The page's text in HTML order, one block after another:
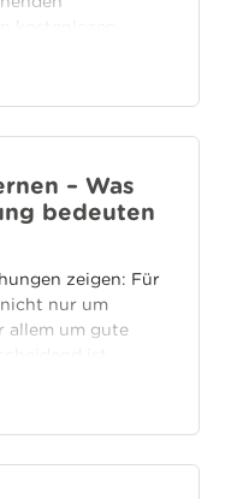
– Was
bedeuten
zeigen: Für
nur um
allem um gute
wird,
gestaltet
sind, damit aus
entstehen.